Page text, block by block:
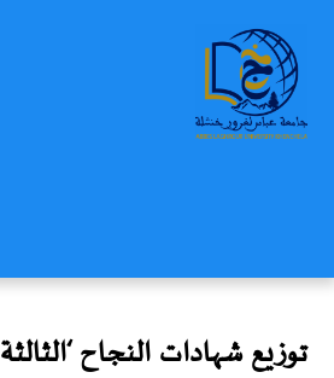
توزيع شهادات النجاح ‘الثالثة